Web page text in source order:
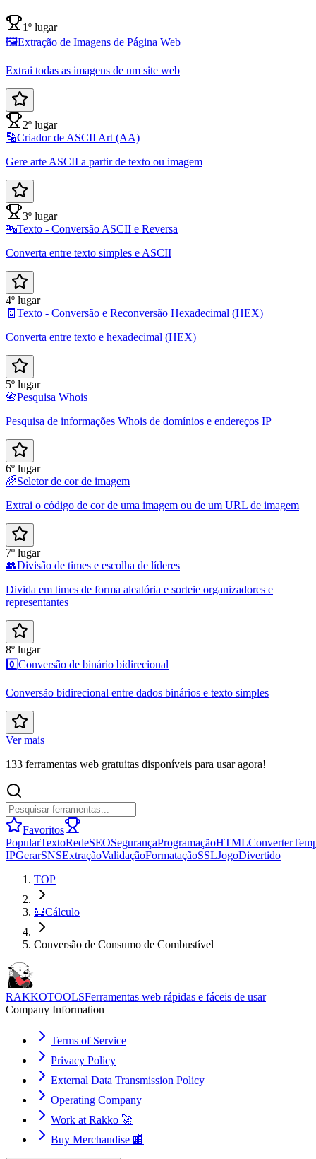
1º lugar
🖼️Extração de Imagens de Página Web
Extrai todas as imagens de um site web
2º lugar
🔡Criador de ASCII Art (AA)
Gere arte ASCII a partir de texto ou imagem
3º lugar
🔤Texto - Conversão ASCII e Reversa
Converta entre texto simples e ASCII
4º lugar
🧾 Texto - Conversão e Reconversão Hexadecimal (HEX)
Converta entre texto e hexadecimal (HEX)
5º lugar
📇Pesquisa Whois
Pesquisa de informações Whois de domínios e endereços IP
6º lugar
🌈Seletor de cor de imagem
Extrai o código de cor de uma imagem ou de um URL de imagem
7º lugar
👥Divisão de times e escolha de líderes
Divida em times de forma aleatória e sorteie organizadores e
representantes
8º lugar
0️⃣Conversão de binário bidirecional
Conversão bidirecional entre dados binários e texto simples
Ver mais
133 ferramentas web gratuitas disponíveis para usar agora!
Favoritos
PopularTextoRedeSEOSegurançaProgramaçãoHTMLConverter
IPGerarSNSExtraçãoValidaçãoFormataçãoSSLJogoDivertido
TOP
🧮Cálculo
Conversão de Consumo de Combustível
RAKKOTOOLSFerramentas web rápidas e fáceis de usar
Company Information
Terms of Service
Privacy Policy
External Data Transmission Policy
Operating Company
Work at Rakko 🚀
Buy Merchandise 🏬